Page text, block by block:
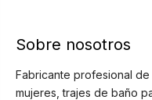
Sobre nosotros
Fabricante profesional
mujeres, trajes de baño